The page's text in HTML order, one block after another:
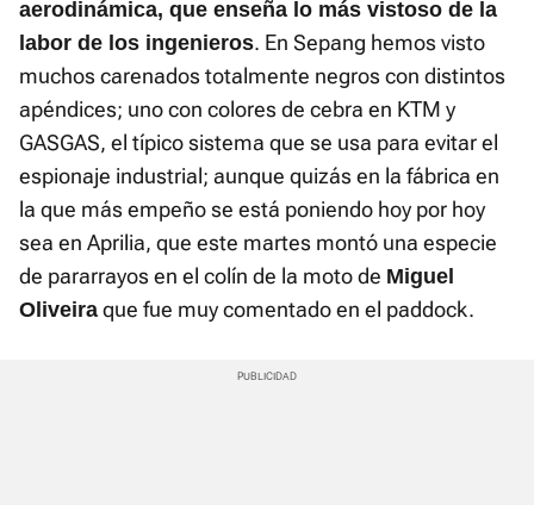
aerodinámica, que enseña lo más vistoso de la
labor de los ingenieros. En Sepang hemos visto
muchos carenados totalmente negros con distintos
apéndices; uno con colores de cebra en KTM y
GASGAS, el típico sistema que se usa para evitar el
espionaje industrial; aunque quizás en la fábrica en
la que más empeño se está poniendo hoy por hoy
sea en Aprilia, que este martes montó una especie
de pararrayos en el colín de la moto de Miguel
Oliveira que fue muy comentado en el paddock.